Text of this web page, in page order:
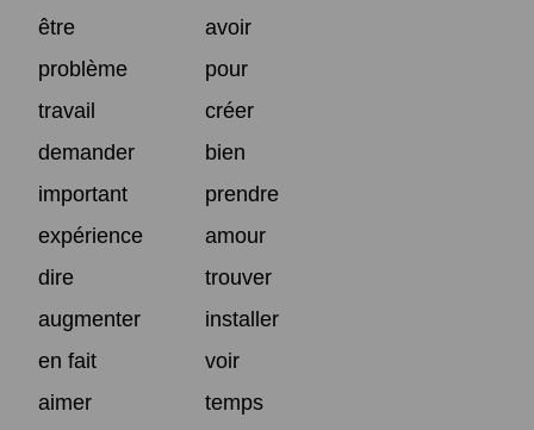
être
avoir
problème
pour
travail
créer
demander
bien
important
prendre
expérience
amour
dire
trouver
augmenter
installer
en fait
voir
aimer
temps